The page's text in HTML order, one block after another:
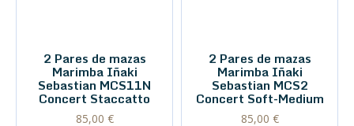
2 Pares de mazas
Marimba Iñaki
Sebastian MCS11N
Concert Staccatto
85,00 €
2 Pares de mazas
Marimba Iñaki
Sebastian MCS2
Concert Soft-Medium
85,00 €